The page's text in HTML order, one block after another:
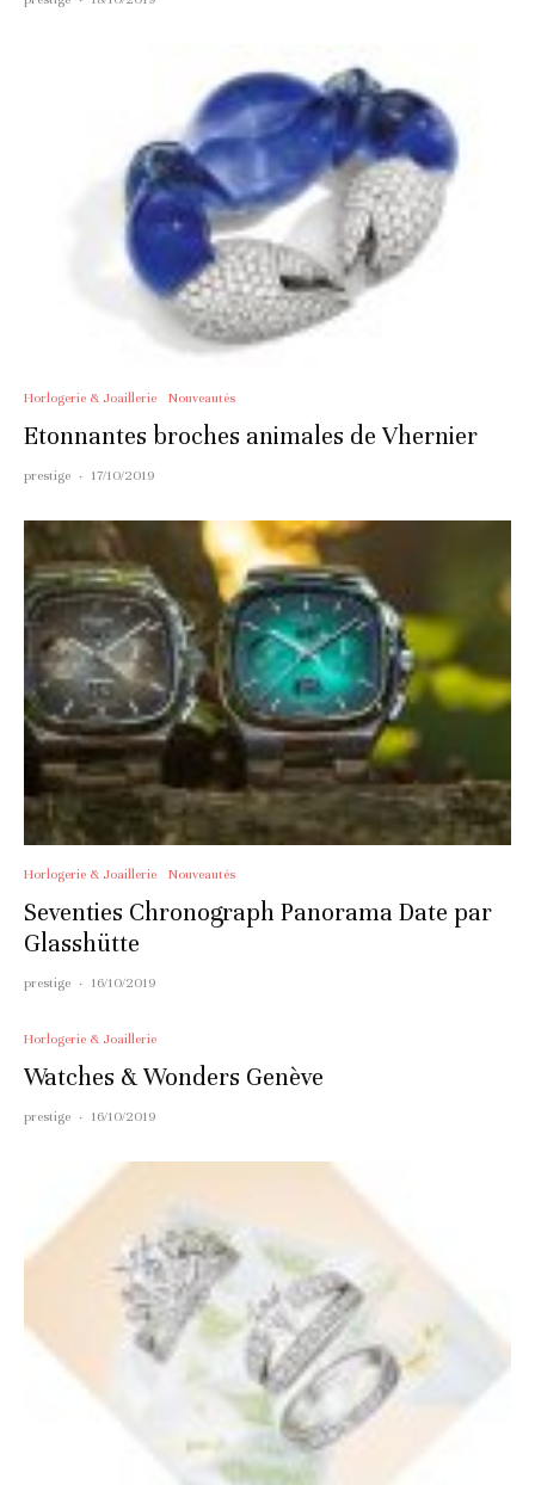
Horlogerie & Joaillerie Nouveautés
Etonnantes broches animales de Vhernier
prestige · 17/10/2019
Horlogerie & Joaillerie Nouveautés
Seventies Chronograph Panorama Date par
Glasshütte
prestige · 16/10/2019
Horlogerie & Joaillerie
Watches & Wonders Genève
prestige · 16/10/2019